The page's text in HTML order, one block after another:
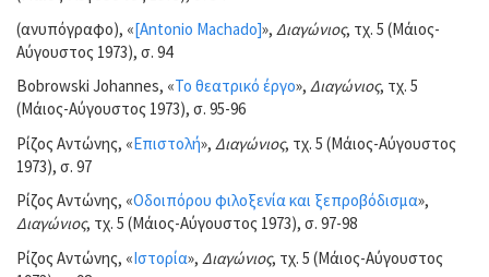
(ανυπόγραφο), «[Antonio Machado]», Διαγώνιος, τχ. 5 (Μάιος-
Αύγουστος 1973), σ. 94
Bobrowski Johannes, «Το θεατρικό έργο», Διαγώνιος, τχ. 5
(Μάιος-Αύγουστος 1973), σ. 95-96
Ρίζος Αντώνης, «Επιστολή», Διαγώνιος, τχ. 5 (Μάιος-Αύγουστος
1973), σ. 97
Ρίζος Αντώνης, «Οδοιπόρου φιλοξενία και ξεπροβόδισμα»,
Διαγώνιος, τχ. 5 (Μάιος-Αύγουστος 1973), σ. 97-98
Ρίζος Αντώνης, «Ιστορία», Διαγώνιος, τχ. 5 (Μάιος-Αύγουστος